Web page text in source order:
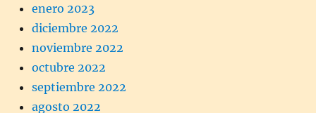
enero 2023
diciembre 2022
noviembre 2022
octubre 2022
septiembre 2022
agosto 2022